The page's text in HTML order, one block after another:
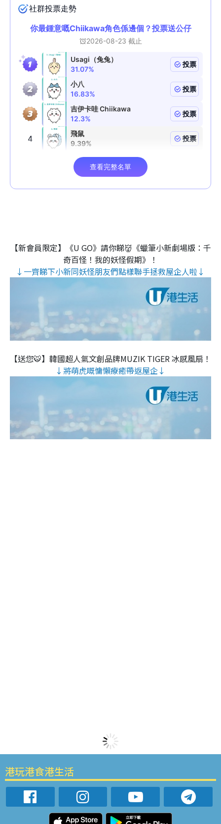
【新會員限定】《U GO》請你睇👹《蠟筆小新劇場版：千
奇百怪！我的妖怪假期》！
↓一齊睇下小新同妖怪朋友們點樣聯手拯救屋企人啦↓
【送您🐯】韓國超人氣文創品牌MUZIK TIGER 冰感風扇！
↓將萌虎嘅慵懶療癒帶返屋企↓
港玩港食港生活